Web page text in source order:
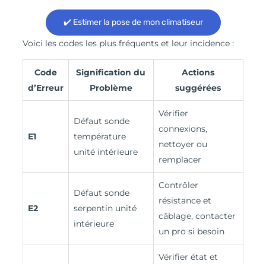
✔️ Estimer la pose de mon climatiseur
Voici les codes les plus fréquents et leur incidence :
Code
d’Erreur
Signification du
Problème
Actions
suggérées
E1
Défaut sonde
température
unité intérieure
Vérifier
connexions,
nettoyer ou
remplacer
E2
Défaut sonde
serpentin unité
intérieure
Contrôler
résistance et
câblage, contacter
un pro si besoin
Vérifier état et